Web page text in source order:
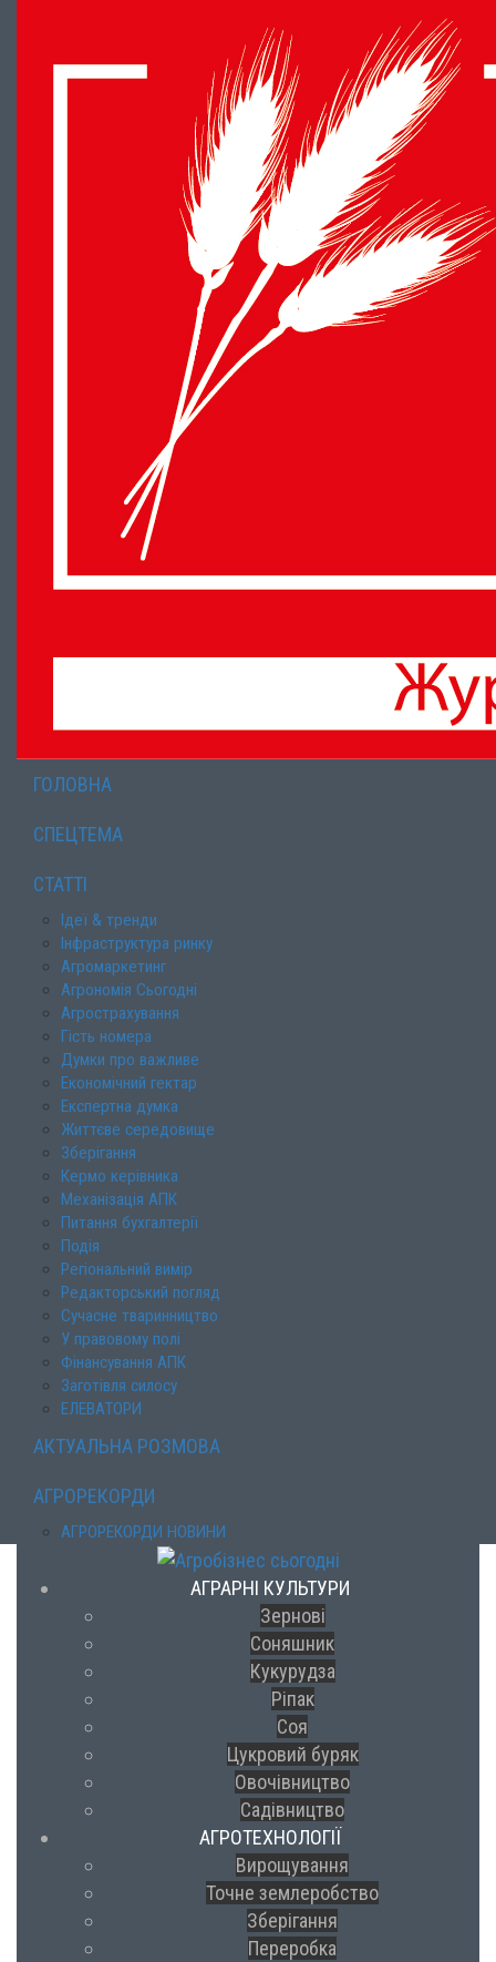
ГОЛОВНА
СПЕЦТЕМА
СТАТТІ
Ідеї & тренди
Інфраструктура ринку
Агромаркетинг
Агрономія Сьогодні
Агрострахування
Гість номера
Думки про важливе
Економічний гектар
Експертна думка
Життєве середовище
Зберігання
Кермо керівника
Механізація АПК
Питання бухгалтерії
Подія
Регіональний вимір
Редакторський погляд
Сучасне тваринництво
У правовому полі
Фінансування АПК
Заготівля силосу
ЕЛЕВАТОРИ
АКТУАЛЬНА РОЗМОВА
АГРОРЕКОРДИ
АГРОРЕКОРДИ НОВИНИ
АГРАРНІ КУЛЬТУРИ
Зернові
Соняшник
Кукурудза
Ріпак
Соя
Цукровий буряк
Овочівництво
Садівництво
АГРОТЕХНОЛОГІЇ
Вирощування
Точне землеробство
Зберігання
Переробка